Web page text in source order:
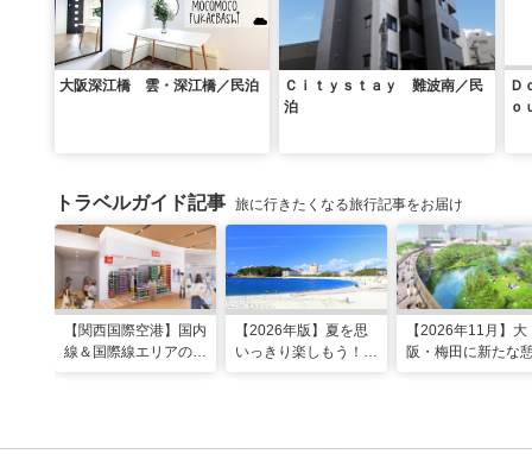
大阪深江橋 雲・深江橋／民泊
Ｃｉｔｙｓｔａｙ 難波南／民
泊
Ｄ
ｏ
トラベルガイド記事 旅に行きたくなる旅行記事をお届け
【関西国際空港】国内
線＆国際線エリアの大
【2026年版】夏を思
いっきり楽しもう！関
【2026年11月】大
阪・梅田に新たな